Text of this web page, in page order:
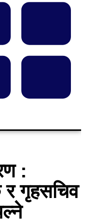
:
र गृहसचिव